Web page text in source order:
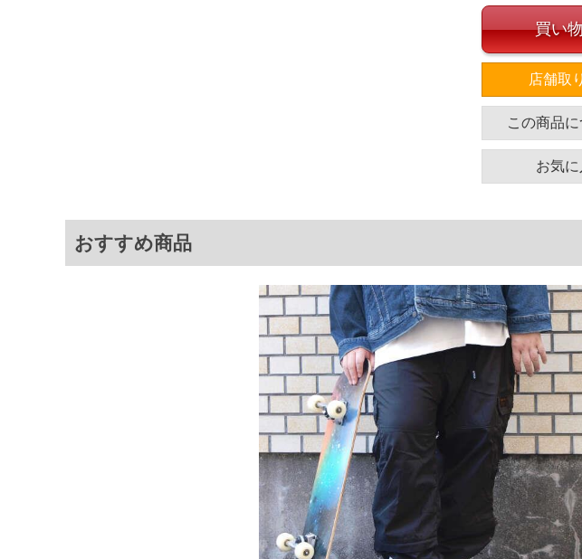
ロング丈カーゴパンツとしてはもちろん、ヒザからファスナーで切
サイズ表のウエストサイズは適応範囲となります。
前開きファスナー／ウエストシャーリング(調節ベルト有)／サイド
ット／裾ドローコード／ベルトループ5本／ワッペン／2WAY
ヒッ
5L
125～140 75 46 160
135～150 75 48 170
145～160 75 50
※商品によって若干のサイズの誤差がございます。また、お客様がご
ータ画面）によって、商品の色味が若干異なる場合がございます。予
※上記サイズが実際の商品に付いているタグのサイズ表記と異なる場
扱い前に商品付属タグの記載もご確認下さい。
※当店での掲載商品は、実店鋪と在庫を共用しておりますので店頭で
のお取り寄せ等により、お客様にご迷惑をお掛けしてしまう場合がござ
ことがない様最大限に努めておりますが、もしあった場合速やかにご連
で予めご了承ください。
※【ボトムの裾上げをご希望の場合】
買い
店舗取
この商品
お気
おすすめ商品